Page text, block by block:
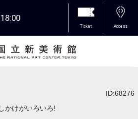
18:00
Ticket Access
ID:68276
しかけがいろいろ!